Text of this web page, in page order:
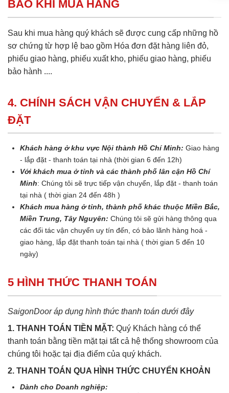
BẢO KHI MUA HÀNG
Sau khi mua hàng quý khách sẽ được cung cấp những hồ
sơ chứng từ hợp lệ bao gồm Hóa đơn đặt hàng liên đỏ,
phiếu giao hàng, phiếu xuất kho, phiếu giao hàng, phiếu
bảo hành ....
4. CHÍNH SÁCH VẬN CHUYỂN & LẮP
ĐẶT
Khách hàng ở khu vực Nội thành Hồ Chí Minh: Giao hàng
- lắp đặt - thanh toán tại nhà (thời gian 6 đến 12h)
Với khách mua ở tỉnh và các thành phố lân cận Hồ Chí
Minh: Chúng tôi sẽ trực tiếp vận chuyển, lắp đặt - thanh toán
tại nhà ( thời gian 24 đến 48h )
Khách mua hàng ở tỉnh, thành phố khác thuộc Miền Bắc,
Miền Trung, Tây Nguyên: Chúng tôi sẽ gửi hàng thông qua
các đối tác vận chuyển uy tín đến, có bảo lãnh hàng hoá -
giao hàng, lắp đặt thanh toán tại nhà ( thời gian 5 đến 10
ngày)
5 HÌNH THỨC THANH TOÁN
SaigonDoor áp dụng hình thức thanh toán dưới đây
1. THANH TOÁN TIỀN MẶT: Quý Khách hàng có thể
thanh toán bằng tiền mặt tại tất cả hệ thống showroom của
chúng tôi hoặc tại địa điểm của quý khách.
2. THANH TOÁN QUA HÌNH THỨC CHUYỂN KHOẢN
Dành cho Doanh nghiệp: